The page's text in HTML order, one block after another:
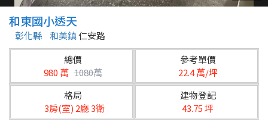
縣市
不限
台北市
基隆市
新北市
區域
和東國小透天
彰化縣 和美鎮仁安路
總價
980 萬1080萬
參考單價
22.4 萬/坪
格局
3房(室) 2廳 3衛
建物登記
43.75 坪